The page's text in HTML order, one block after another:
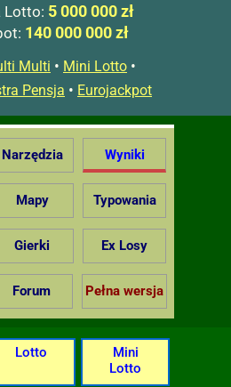
Lotto: 5 000 000 zł
140 000 000 zł
Multi • Mini Lotto •
Pensja • Eurojackpot
Narzędzia Wyniki
Mapy Typowania
Gierki Ex Losy
Forum Pełna wersja
Lotto
Mini
Lotto